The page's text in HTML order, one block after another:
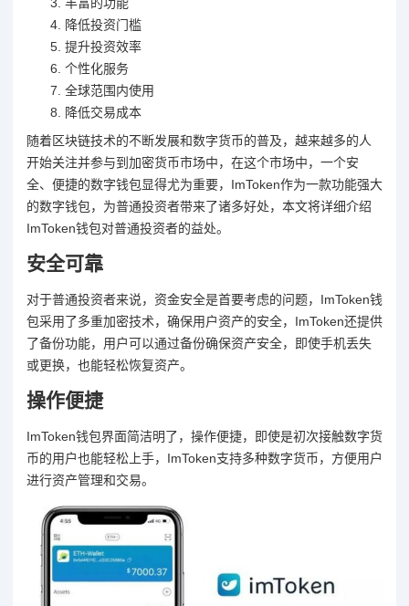
降低投资门槛
提升投资效率
个性化服务
全球范围内使用
降低交易成本
随着区块链技术的不断发展和数字货币的普及，越来越多的人
开始关注并参与到加密货币市场中，在这个市场中，一个安
全、便捷的数字钱包显得尤为重要，ImToken作为一款功能强大
的数字钱包，为普通投资者带来了诸多好处，本文将详细介绍
ImToken钱包对普通投资者的益处。
安全可靠
对于普通投资者来说，资金安全是首要考虑的问题，ImToken钱
包采用了多重加密技术，确保用户资产的安全，ImToken还提供
了备份功能，用户可以通过备份确保资产安全，即使手机丢失
或更换，也能轻松恢复资产。
操作便捷
ImToken钱包界面简洁明了，操作便捷，即使是初次接触数字货
币的用户也能轻松上手，ImToken支持多种数字货币，方便用户
进行资产管理和交易。